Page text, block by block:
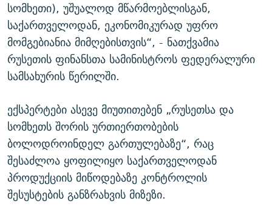
სომხეთი), უშუალოდ მწარმოებლისგან,
საქართველოდან, ეკონომიკურად უფრო
მომგებიანია მიმღებისთვის“, - ნათქვამია
რუსეთის ფინანსთა სამინისტროს ფედერალური
სამსახურის წერილში.
ექსპერტები ასევე მიუთითებენ „რუსეთსა და
სომხეთს შორის ურთიერთობების
ბოლოდროინდელ გართულებაზე“, რაც
შესაძლოა ყოფილიყო საქართველოდან
პროდუქციის მიწოდებაზე კონტროლის
შესუსტების განზრახვის მიზეზი.